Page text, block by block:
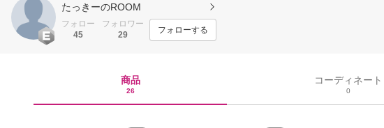
たっきーのROOM
フォロー
45
フォロワー
29
フォローする
商品
26
コーディネート
0